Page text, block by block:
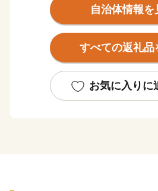
約47kmの海岸線沿いに4つの温泉
本の文化を感じさせる神社や仏閣
海から山にかけ変化に富んだ景勝
自治体情報を
すべての返礼品
お気に入りに